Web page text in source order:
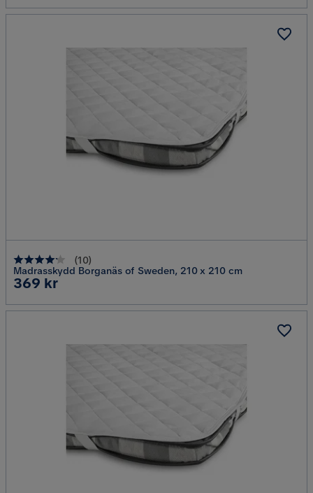
(10)
Madrasskydd Borganäs of Sweden, 210 x 210 cm
Pris
369 kr